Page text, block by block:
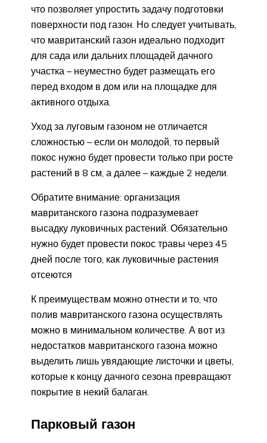
что позволяет упростить задачу подготовки
поверхности под газон. Но следует учитывать,
что мавританский газон идеально подходит
для сада или дальних площадей дачного
участка – неуместно будет размещать его
перед входом в дом или на площадке для
активного отдыха.
Уход за луговым газоном не отличается
сложностью – если он молодой, то первый
покос нужно будет провести только при росте
растений в 8 см, а далее – каждые 2 недели.
Обратите внимание: организация
мавританского газона подразумевает
высадку луковичных растений. Обязательно
нужно будет провести покос травы через 45
дней после того, как луковичные растения
отсеются
К преимуществам можно отнести и то, что
полив мавританского газона осуществлять
можно в минимальном количестве. А вот из
недостатков мавританского газона можно
выделить лишь увядающие листочки и цветы,
которые к концу дачного сезона превращают
покрытие в некий балаган.
Парковый газон